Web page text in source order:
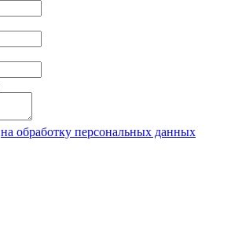
на обработку персональных данных